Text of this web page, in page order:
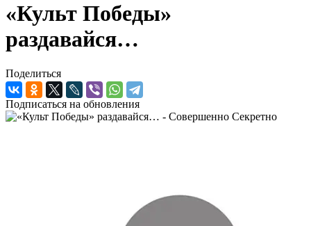
«Культ Победы»
раздавайся…
Поделиться
Подписаться на обновления